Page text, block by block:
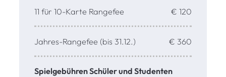
11 für 10-Karte Rangefee € 120
Jahres-Rangefee (bis 31.12.) € 360
Spielgebühren Schüler und Studenten